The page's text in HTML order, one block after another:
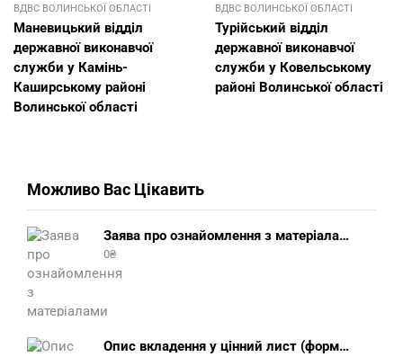
ВДВС ВОЛИНСЬКОЇ ОБЛАСТІ
Маневицький відділ
державної виконавчої
служби у Камінь-
Каширському районі
Волинської області
ВДВС ВОЛИНСЬКОЇ ОБЛАСТІ
Турійський відділ
державної виконавчої
служби у Ковельському
районі Волинської області
Можливо Вас Цікавить
Заява про ознайомлення з матеріалами виконавчого провадження (зразок, шаблон 2025 року)
0₴
Опис вкладення у цінний лист (форма 107) + інструкція відправлення цінного листа з описом вкладення